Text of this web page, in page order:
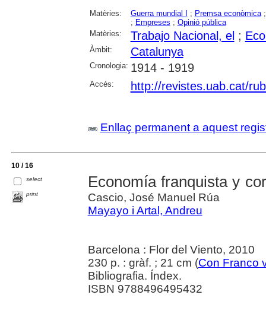
Matèries: Guerra mundial I ; Premsa econòmica
; Empreses ; Opinió pública
Matèries:
Trabajo Nacional, el ;
Àmbit: Catalunya
Cronologia: 1914 - 1919
Accés: http://revistes.uab.cat/
Enllaç permanent a aquest
10 / 16
select
print
Economía franquista y
Cascio, José Manuel Rúa
Mayayo i Artal, Andreu
Barcelona : Flor del Viento, 2010
230 p. : gràf. ; 21 cm (Con Franco
Bibliografia. Índex.
ISBN 9788496495432